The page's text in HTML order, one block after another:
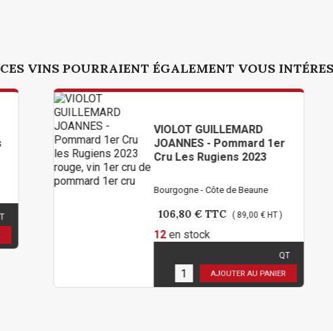
CES VINS POURRAIENT ÉGALEMENT VOUS
VIOLOT GUILLEMARD
JOANNES - Pommard 1er
Cru Les Rugiens 2023
Bourgogne - Côte de Beaune
TTC ( 89,00 € HT )
en stock
AJOUTER AU PANIER